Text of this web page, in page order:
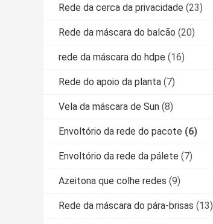
Rede da cerca da privacidade (23)
Rede da máscara do balcão (20)
rede da máscara do hdpe (16)
Rede do apoio da planta (7)
Vela da máscara de Sun (8)
Envoltório da rede do pacote (6)
Envoltório da rede da pálete (7)
Azeitona que colhe redes (9)
Rede da máscara do pára-brisas (13)